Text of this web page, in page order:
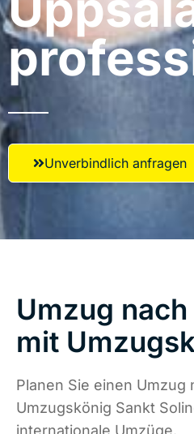
Unverbindlich anfragen
Umzug
mit
Planen Sie einen Umzug
Umzugskönig Sankt
internationale Umzüge.